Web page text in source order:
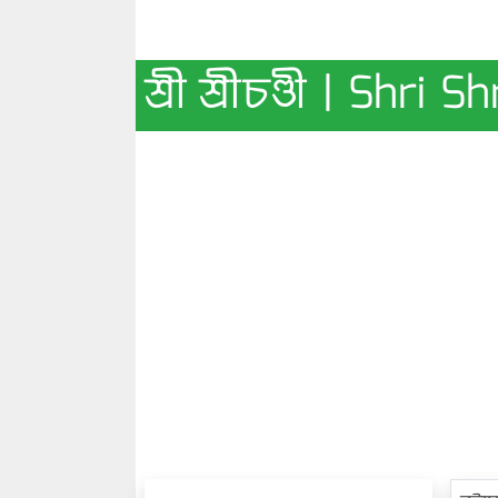
শ্রী শ্রীচণ্ডী | Shri